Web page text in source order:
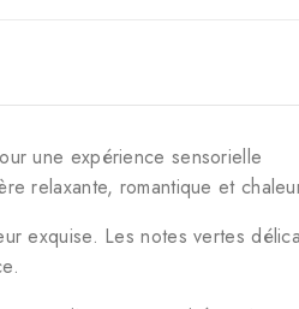
une expérience sensorielle
relaxante, romantique et
exquise. Les notes vertes